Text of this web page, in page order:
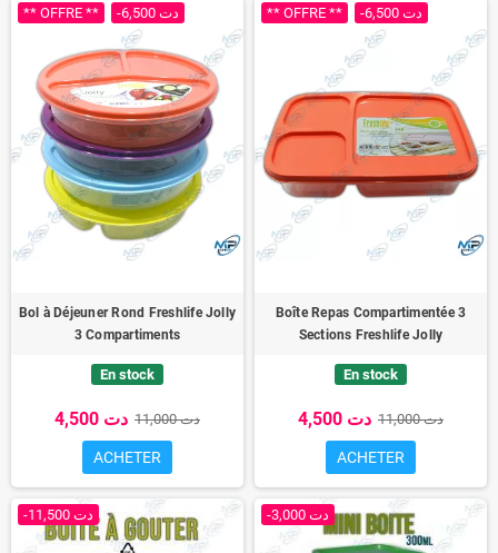
** OFFRE ** -6,500 دت
Bol à Déjeuner Rond Freshlife Jolly
3 Compartiments
En stock
4,500 دت 11,000 دت
ACHETER
** OFFRE ** -6,500 دت
Boîte Repas Compartimentée 3
Sections Freshlife Jolly
En stock
4,500 دت 11,000 دت
ACHETER
-11,500 دت -3,000 دت